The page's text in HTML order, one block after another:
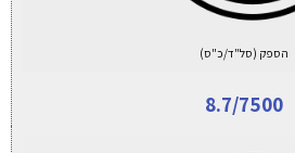
הספק (סל"ד/כ"ס)
8.7/7500